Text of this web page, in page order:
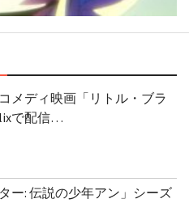
メディ映画「リトル・ブラ
で配信…
ー: 伝説の少年アン」シーズ